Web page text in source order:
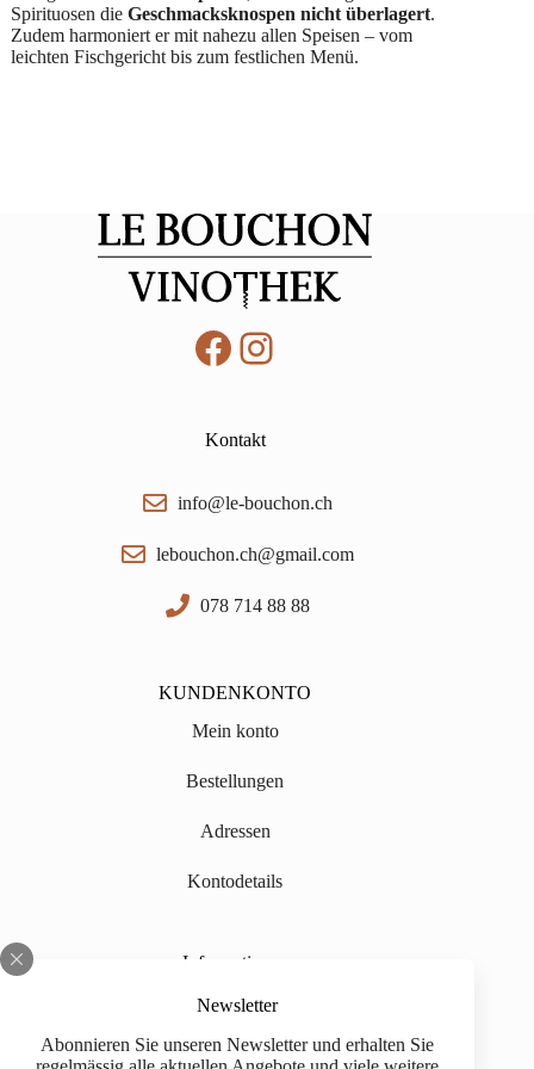
Newsletter
Abonnieren Sie unseren Newsletter und erhalten Sie
Spirituosen die Geschmacksknospen nicht überlagert.
Zudem harmoniert er mit nahezu allen Speisen – vom
leichten Fischgericht bis zum festlichen Menü.
Facebook
Instagram
Kontakt
info@le-bouchon.ch
lebouchon.ch@gmail.com
078 714 88 88
KUNDENKONTO
Mein konto
Bestellungen
Adressen
Kontodetails
Informationen
Über uns
Impressum